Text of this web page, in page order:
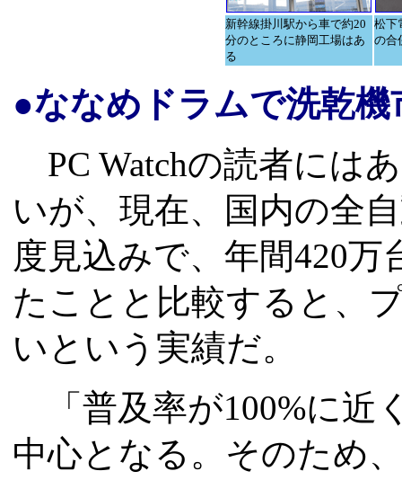
新幹線掛川駅から車で約20
分のところに静岡工場はあ
る
松下
の合
●ななめドラムで洗乾機
PC Watchの読者には
いが、現在、国内の全
度見込みで、年間420
たことと比較すると、
いという実績だ。
「普及率が100%に近
中心となる。そのため